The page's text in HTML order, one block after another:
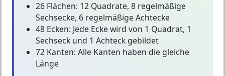
26 Flächen: 12 Quadrate, 8 regelmäßige
Sechsecke, 6 regelmäßige Achtecke
48 Ecken: Jede Ecke wird von 1 Quadrat, 1
Sechseck und 1 Achteck gebildet
72 Kanten: Alle Kanten haben die gleiche
Länge